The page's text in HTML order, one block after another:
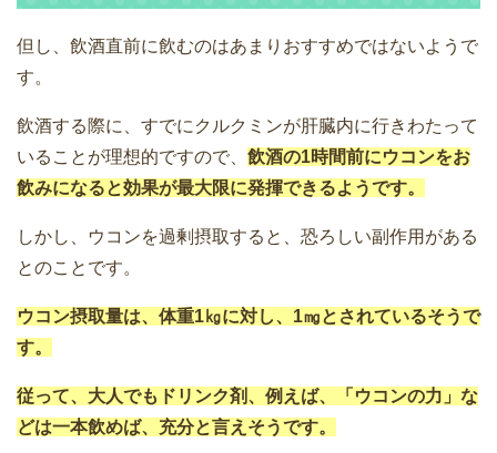
但し、飲酒直前に飲むのはあまりおすすめではないようで
す。
飲酒する際に、すでにクルクミンが肝臓内に行きわたって
いることが理想的ですので、 飲酒の1時間前にウコンをお
飲みになると効果が最大限に発揮できるようです。
しかし、ウコンを過剰摂取すると、恐ろしい副作用がある
とのことです。
ウコン摂取量は、体重1㎏に対し、1㎎とされているそうで
す。
従って、大人でもドリンク剤、例えば、「ウコンの力」な
どは一本飲めば、充分と言えそうです。